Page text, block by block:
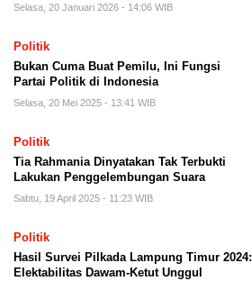
Selasa, 20 Januari 2026 - 14:06 WIB
Politik
Bukan Cuma Buat Pemilu, Ini Fungsi
Partai Politik di Indonesia
Selasa, 20 Mei 2025 - 13:41 WIB
Politik
Tia Rahmania Dinyatakan Tak Terbukti
Lakukan Penggelembungan Suara
Sabtu, 19 April 2025 - 11:23 WIB
Politik
Hasil Survei Pilkada Lampung Timur 2024:
Elektabilitas Dawam-Ketut Unggul